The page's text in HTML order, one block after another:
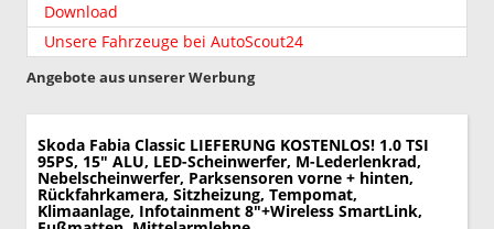
Download
Unsere Fahrzeuge bei AutoScout24
Angebote aus unserer Werbung
Skoda Fabia Classic LIEFERUNG KOSTENLOS! 1.0 TSI
95PS, 15" ALU, LED-Scheinwerfer, M-Lederlenkrad,
Nebelscheinwerfer, Parksensoren vorne + hinten,
Rückfahrkamera, Sitzheizung, Tempomat,
Klimaanlage, Infotainment 8"+Wireless SmartLink,